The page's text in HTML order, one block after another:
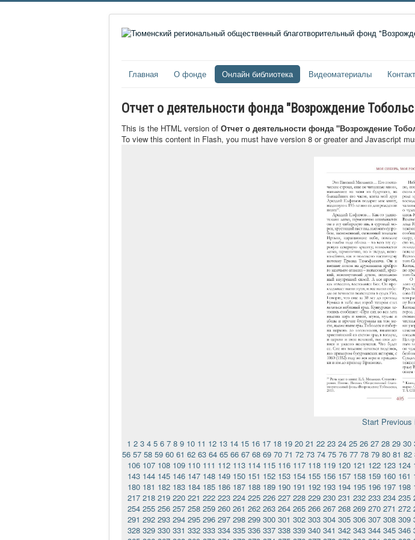
Главная О фонде Онлайн библиотека Видеоматериалы
Отчет о деятельности фонда "Возрождение
This is the HTML version of Отчет о деятельности фонда "Возрождение
To view this content in Flash, you must have version 8 or greater and Javascript
Start Previous
1 2 3 4 5 6 7 8 9 10 11 12 13 14 15 16 17 18 19 20 21 22 23 24 25 26 27 28 29 30
56 57 58 59 60 61 62 63 64 65 66 67 68 69 70 71 72 73 74 75 76 77 78 79 80 81 82
106 107 108 109 110 111 112 113 114 115 116 117 118 119 120 121 122 123 124
143 144 145 146 147 148 149 150 151 152 153 154 155 156 157 158 159 160 161
180 181 182 183 184 185 186 187 188 189 190 191 192 193 194 195 196 197 198
217 218 219 220 221 222 223 224 225 226 227 228 229 230 231 232 233 234 235
254 255 256 257 258 259 260 261 262 263 264 265 266 267 268 269 270 271 272
291 292 293 294 295 296 297 298 299 300 301 302 303 304 305 306 307 308 309
328 329 330 331 332 333 334 335 336 337 338 339 340 341 342 343 344 345 346